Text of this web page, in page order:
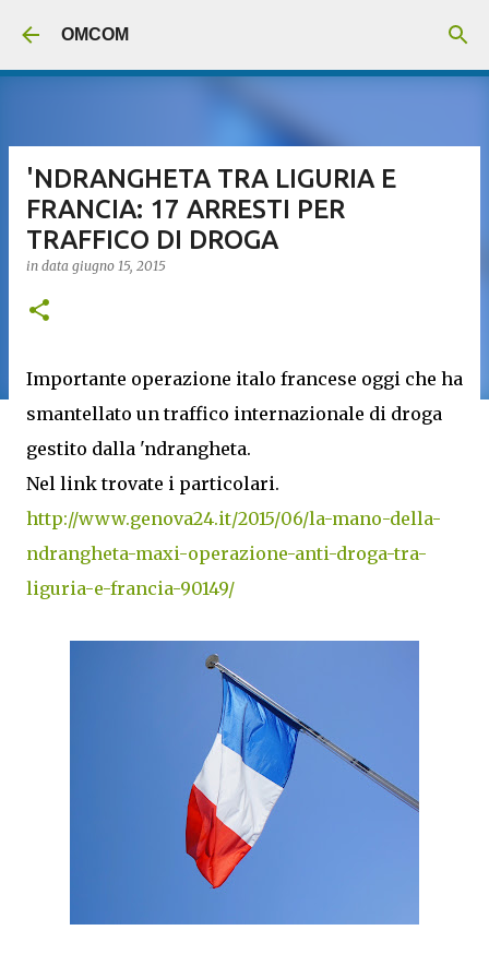
OMCOM
'NDRANGHETA TRA LIGURIA E
FRANCIA: 17 ARRESTI PER
TRAFFICO DI DROGA
in data giugno 15, 2015
Importante operazione italo francese oggi che ha
smantellato un traffico internazionale di droga
gestito dalla 'ndrangheta.
Nel link trovate i particolari.
http://www.genova24.it/2015/06/la-mano-della-
ndrangheta-maxi-operazione-anti-droga-tra-
liguria-e-francia-90149/